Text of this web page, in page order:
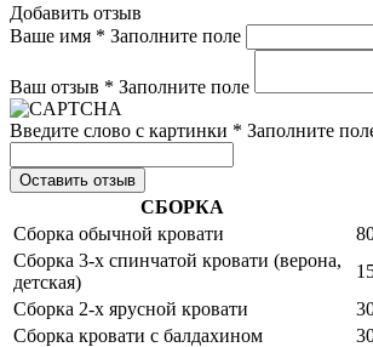
Добавить отзыв
Ваше имя * Заполните поле
Ваш отзыв * Заполните поле
Введите слово с картинки * Заполните
Оставить отзыв
СБОРКА
Сборка обычной кровати
Сборка 3-х спинчатой кровати (верона,
детская)
Сборка 2-х ярусной кровати
Сборка кровати с балдахином